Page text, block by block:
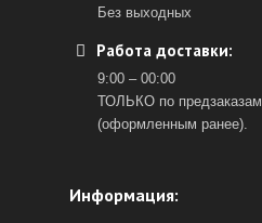
Без выходных
Работа доставки:
9:00 – 00:00
ТОЛЬКО по предзаказам
(оформленным ранее).
Информация: